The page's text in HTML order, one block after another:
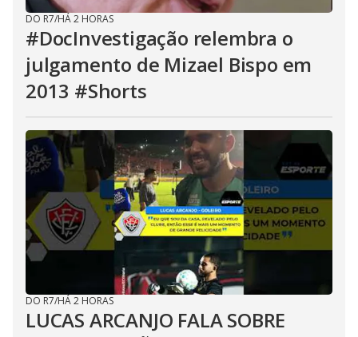
DO R7/HÁ 2 HORAS
#DocInvestigação relembra o
julgamento de Mizael Bispo em
2013 #Shorts
DO R7/HÁ 2 HORAS
LUCAS ARCANJO FALA SOBRE